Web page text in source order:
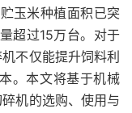
玉米种植面积已突
超过15万台。对于
不仅能提升饲料利
。本文将基于机械
机的选购、使用与